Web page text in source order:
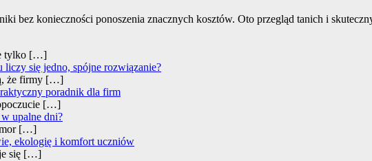
bez konieczności ponoszenia znacznych kosztów. Oto przegląd tanich i
tylko […]
się jedno, spójne rozwiązanie?
że firmy […]
poradnik dla firm
[…]
upalne dni?
[…]
ekologię i komfort uczniów
się […]